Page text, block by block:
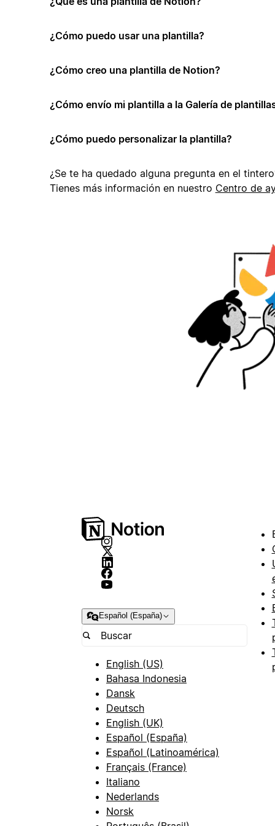
¿Cómo puedo usar una plantilla?
¿Cómo creo una plantilla de Notion?
¿Cómo envío mi plantilla a la Galería de
¿Cómo puedo personalizar la plantilla?
¿Se te ha quedado alguna pregunta en el
Tienes más información en nuestro Centro de
Español (España)
English (US)
Bahasa Indonesia
Dansk
Deutsch
English (UK)
Español (España)
Español (Latinoamérica)
Français (France)
Italiano
Nederlands
Norsk